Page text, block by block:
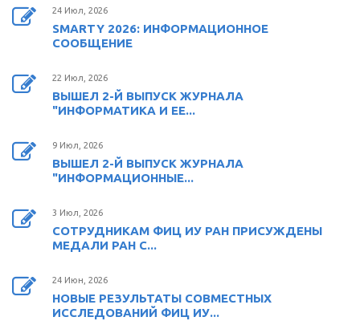
24 Июл, 2026
SMARTY 2026: ИНФОРМАЦИОННОЕ
СООБЩЕНИЕ
22 Июл, 2026
ВЫШЕЛ 2-Й ВЫПУСК ЖУРНАЛА
"ИНФОРМАТИКА И ЕЕ...
9 Июл, 2026
ВЫШЕЛ 2-Й ВЫПУСК ЖУРНАЛА
"ИНФОРМАЦИОННЫЕ...
3 Июл, 2026
СОТРУДНИКАМ ФИЦ ИУ РАН ПРИСУЖДЕНЫ
МЕДАЛИ РАН С...
24 Июн, 2026
НОВЫЕ РЕЗУЛЬТАТЫ СОВМЕСТНЫХ
ИССЛЕДОВАНИЙ ФИЦ ИУ...